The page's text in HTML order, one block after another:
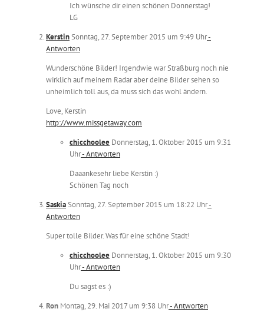
Ich wünsche dir einen schönen Donnerstag!
LG
KerstinSonntag, 27. September 2015 um 9:49 Uhr-
Antworten
Wunderschöne Bilder! Irgendwie war Straßburg noch nie
wirklich auf meinem Radar aber deine Bilder sehen so
unheimlich toll aus, da muss sich das wohl ändern.
Love, Kerstin
http://www.missgetaway.com
chicchoolee Donnerstag, 1. Oktober 2015 um 9:31
Uhr- Antworten
Daaankesehr liebe Kerstin :)
Schönen Tag noch
SaskiaSonntag, 27. September 2015 um 18:22 Uhr-
Antworten
Super tolle Bilder. Was für eine schöne Stadt!
chicchoolee Donnerstag, 1. Oktober 2015 um 9:30
Uhr- Antworten
Du sagst es :)
Ron Montag, 29. Mai 2017 um 9:38 Uhr- Antworten